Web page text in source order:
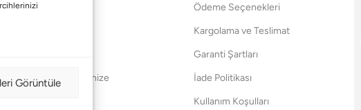
Görüntüle
Babalar Günü
Saraylardan Evinize
Ödeme Seçenekleri
Kargolama ve Teslimat
Garanti Şartları
İade Politikası
Kullanım Koşulları